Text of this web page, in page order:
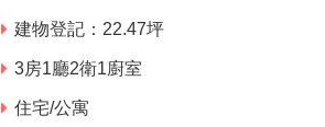
建物登記： 22.47坪
3房1廳2衛1廚室
住宅/公寓